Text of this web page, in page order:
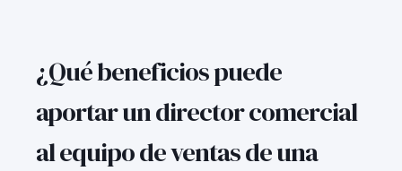
¿Qué beneficios puede
aportar un director comercial
al equipo de ventas de una